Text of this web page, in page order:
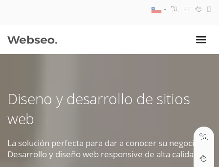
Diseno y desarrollo de sitios
web
La solución perfecta para dar a conocer su negocio.
Desarrollo y diseño web responsive de alta calidad.
09:30 AM A 18:30 PM